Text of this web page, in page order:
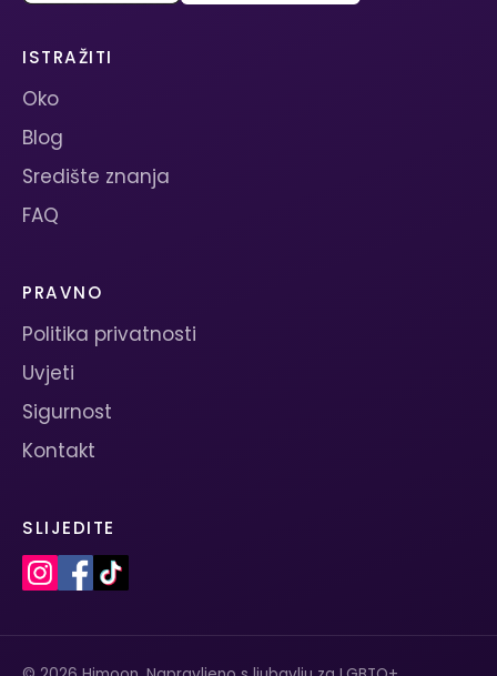
ISTRAŽITI
Oko
Blog
Središte znanja
FAQ
PRAVNO
Politika privatnosti
Uvjeti
Sigurnost
Kontakt
SLIJEDITE